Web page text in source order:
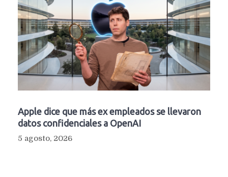
Apple dice que más ex empleados se llevaron
datos confidenciales a OpenAI
5 agosto, 2026